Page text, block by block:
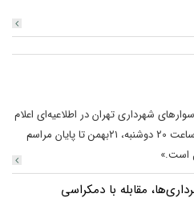
شهرداری تهران در اطلاعیه‌ای اعلام
کرد: «پایانه مسافربری غرب تهران، از ساعت ۲0 دوشنبه، ۲۱بهمن تا پایان مراسم